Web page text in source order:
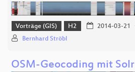
Vorträge (GIS) H2 2014-03-21
Bernhard Ströbl
OSM-Geocoding mit Solr